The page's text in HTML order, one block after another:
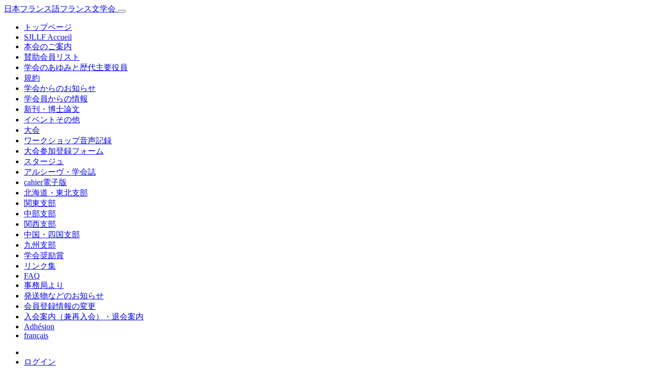
日本フランス語フランス文学会
トップページ
SJLLF Accueil
本会のご案内
賛助会員リスト
学会のあゆみと歴代主要役員
規約
学会からのお知らせ
学会員からの情報
新刊・博士論文
イベントその他
大会
ワークショップ音声記録
大会参加登録フォーム
スタージュ
アルシーヴ・学会誌
cahier電子版
北海道・東北支部
関東支部
中部支部
関西支部
中国・四国支部
九州支部
学会奨励賞
リンク集
FAQ
事務局より
発送物などのお知らせ
会員登録情報の変更
入会案内（兼再入会）・退会案内
Adhésion
français
ログイン